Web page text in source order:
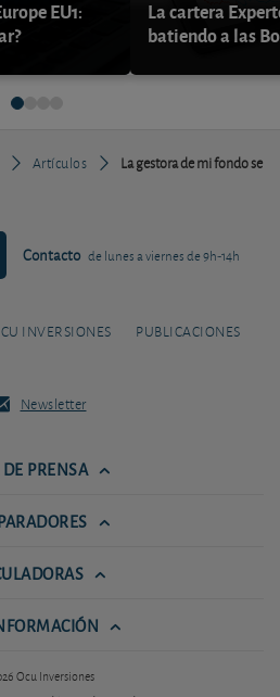
EU1:
La cartera
batiendo a las
Artículos
La gestora de mi fondo se
Contacto de lunes a viernes de 9h-14h
INVERSIONES PUBLICACIONES
Newsletter
PRENSA
Ocu Inversiones